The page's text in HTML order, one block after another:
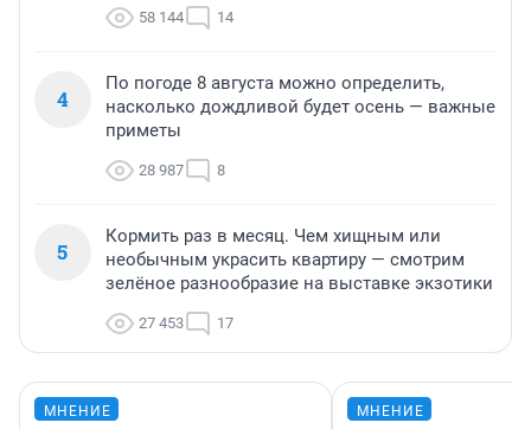
58 144 14
4
По погоде 8 августа можно определить,
насколько дождливой будет осень — важные
приметы
28 987 8
5
Кормить раз в месяц. Чем хищным или
необычным украсить квартиру — смотрим
зелёное разнообразие на выставке экзотики
27 453 17
МНЕНИЕ МНЕНИЕ